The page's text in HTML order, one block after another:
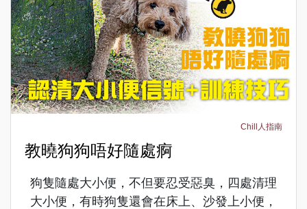
Chill人指南
教曉狗狗唔好隨處痾
狗隻隨處大小便，不但要忍受惡臭，四處清理
大小便，有時狗隻還會在床上、沙發上小便，